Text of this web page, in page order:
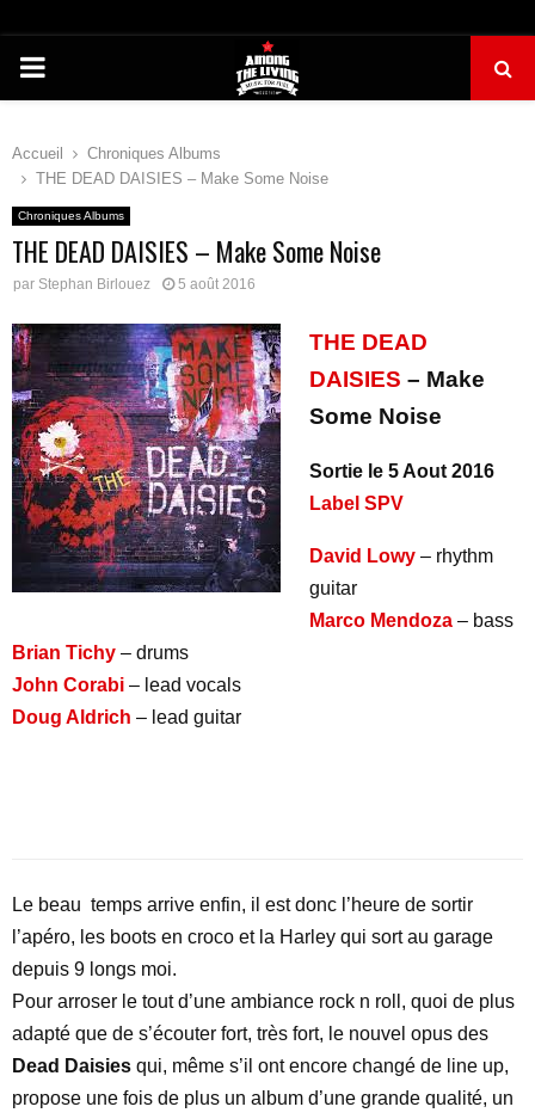
PRIMARY
Accueil
Chroniques Albums
THE DEAD DAISIES – Make Some Noise
Chroniques Albums
THE DEAD DAISIES – Make Some Noise
par Stephan Birlouez 5 août 2016
THE DEAD
DAISIES – Make
Some Noise
Sortie le 5 Aout 2016
Label SPV
David Lowy – rhythm
guitar
Marco Mendoza – bass
Brian Tichy – drums
John Corabi – lead vocals
Doug Aldrich – lead guitar
Le beau temps arrive enfin, il est donc l’heure de sortir
l’apéro, les boots en croco et la Harley qui sort au garage
depuis 9 longs moi.
Pour arroser le tout d’une ambiance rock n roll, quoi de plus
adapté que de s’écouter fort, très fort, le nouvel opus des
Dead Daisies qui, même s’il ont encore changé de line up,
propose une fois de plus un album d’une grande qualité, un